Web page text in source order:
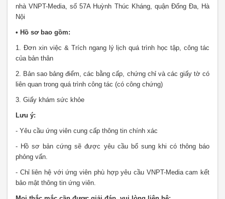
nhà VNPT-Media, số 57A Huỳnh Thúc Kháng, quận Đống Đa, Hà
Nội
• Hồ sơ bao gồm:
1. Đơn xin việc & Trích ngang lý lịch quá trình học tập, công tác
của bản thân
2. Bản sao bảng điểm, các bằng cấp, chứng chỉ và các giấy tờ có
liên quan trong quá trình công tác (có công chứng)
3. Giấy khám sức khỏe
Lưu ý:
- Yêu cầu ứng viên cung cấp thông tin chính xác
- Hồ sơ bản cứng sẽ được yêu cầu bổ sung khi có thông báo
phỏng vấn.
- Chỉ liên hệ với ứng viên phù hợp yêu cầu VNPT-Media cam kết
bảo mật thông tin ứng viên.